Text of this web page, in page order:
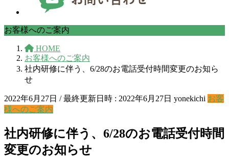
お客様へのご案内
HOME
お客様へのご案内
社内研修に伴う、6/28のお電話受付時間変更のお知ら
せ
2022年6月27日 / 最終更新日時 : 2022年6月27日 yonekichi お客
様へのご案内
社内研修に伴う、6/28のお電話受付時間
変更のお知らせ